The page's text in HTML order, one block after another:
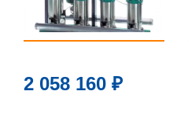
2 058 160 ₽